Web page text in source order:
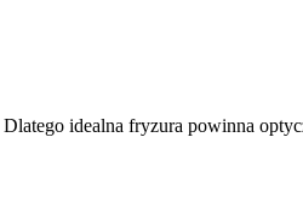
Dlatego idealna fryzura powinna